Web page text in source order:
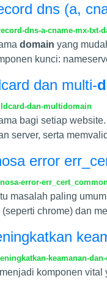
dns (a,
dns-a-cname-mx-txt-
domain yang
kunci:
dan multi-
dan-multidomain
bagi setiap
server, serta
error
error-
masalah paling
chrome) dan
keamanan-
komponen